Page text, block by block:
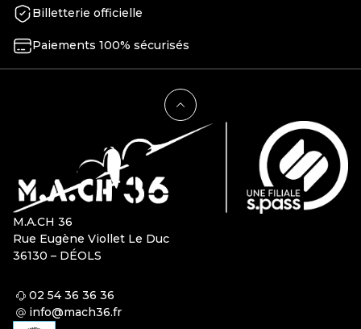
Billetterie officielle
Paiements 100% sécurisés
M.A.CH 36
Rue Eugène Viollet Le Duc
36130 – DÉOLS
02 54 36 36 36
info@mach36.fr